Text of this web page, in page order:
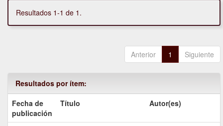
Resultados 1-1 de 1.
Anterior 1 Siguiente
Resultados por ítem:
Fecha de
publicación
Título Autor(es)